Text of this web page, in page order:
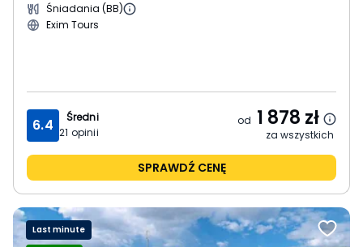
Śniadania (BB)
Exim Tours
6.4
Średni
21 opinii
od 1 878 zł
za wszystkich
SPRAWDŹ CENĘ
Last minute